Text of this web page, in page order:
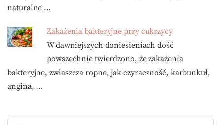
naturalne …
Zakażenia bakteryjne przy cukrzycy
W dawniejszych doniesieniach dość
powszechnie twierdzono, że zakażenia
bakteryjne, zwłaszcza ropne, jak czyraczność, karbunkuł,
angina, …